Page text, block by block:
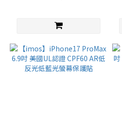
品
牌
imos